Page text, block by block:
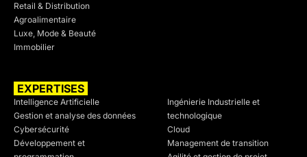
Retail & Distribution
Agroalimentaire
Luxe, Mode & Beauté
Immobilier
EXPERTISES
Intelligence Artificielle
Gestion et analyse des données
Cybersécurité
Développement et
Ingénierie Industrielle et
technologique
Cloud
Management de transition